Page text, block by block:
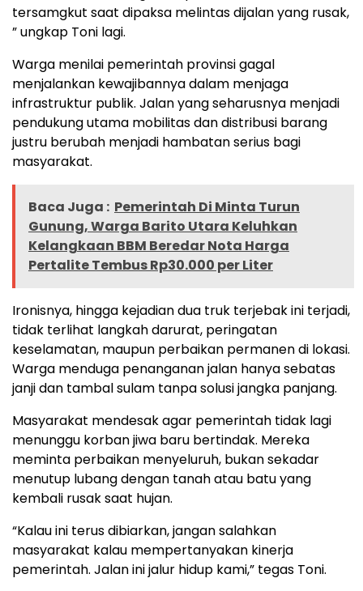
tersamgkut saat dipaksa melintas dijalan yang rusak,
” ungkap Toni lagi.
Warga menilai pemerintah provinsi gagal
menjalankan kewajibannya dalam menjaga
infrastruktur publik. Jalan yang seharusnya menjadi
pendukung utama mobilitas dan distribusi barang
justru berubah menjadi hambatan serius bagi
masyarakat.
Baca Juga : Pemerintah Di Minta Turun
Gunung, Warga Barito Utara Keluhkan
Kelangkaan BBM Beredar Nota Harga
Pertalite Tembus Rp30.000 per Liter
Ironisnya, hingga kejadian dua truk terjebak ini terjadi,
tidak terlihat langkah darurat, peringatan
keselamatan, maupun perbaikan permanen di lokasi.
Warga menduga penanganan jalan hanya sebatas
janji dan tambal sulam tanpa solusi jangka panjang.
Masyarakat mendesak agar pemerintah tidak lagi
menunggu korban jiwa baru bertindak. Mereka
meminta perbaikan menyeluruh, bukan sekadar
menutup lubang dengan tanah atau batu yang
kembali rusak saat hujan.
“Kalau ini terus dibiarkan, jangan salahkan
masyarakat kalau mempertanyakan kinerja
pemerintah. Jalan ini jalur hidup kami,” tegas Toni.